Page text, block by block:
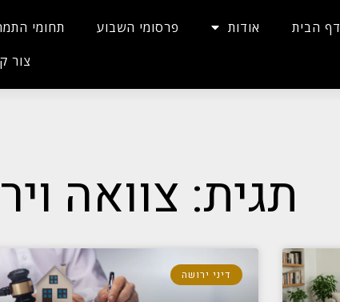
דף הבית אודות פרסומי השבוע תחומי
צור
תגית: צוואה
דיני ירושה